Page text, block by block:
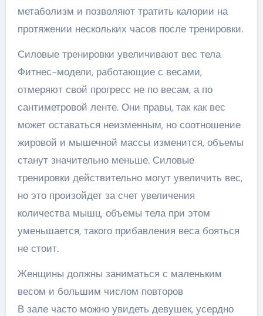
метаболизм и позволяют тратить калории на
протяжении нескольких часов после тренировки.
Силовые тренировки увеличивают вес тела
Фитнес-модели, работающие с весами,
отмеряют свой прогресс не по весам, а по
сантиметровой ленте. Они правы, так как вес
может оставаться неизменным, но соотношение
жировой и мышечной массы изменится, объемы
станут значительно меньше. Силовые
тренировки действительно могут увеличить вес,
но это произойдет за счет увеличения
количества мышц, объемы тела при этом
уменьшается, такого прибавления веса бояться
не стоит.
Женщины должны заниматься с маленьким
весом и большим числом повторов
В зале часто можно увидеть девушек, усердно